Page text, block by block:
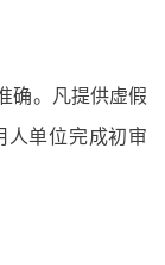
确。凡提供虚假
单位完成初审